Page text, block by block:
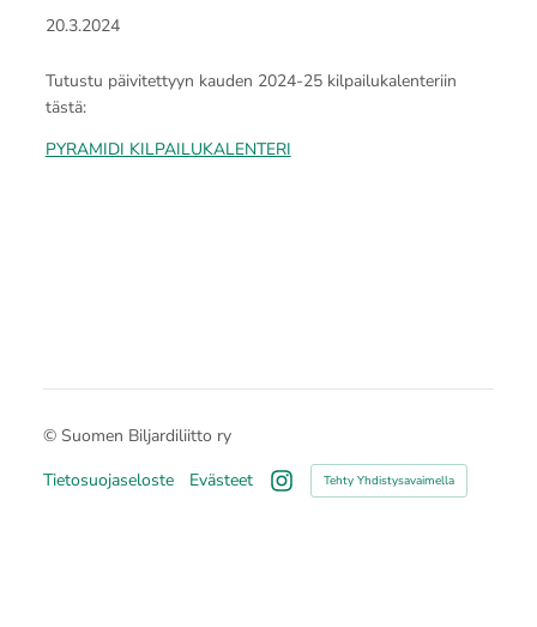
20.3.2024
Tutustu päivitettyyn kauden 2024-25 kilpailukalenteriin
tästä:
PYRAMIDI KILPAILUKALENTERI
© Suomen Biljardiliitto ry
Tietosuojaseloste
Evästeet
Instagram
Tehty Yhdistysavaimella